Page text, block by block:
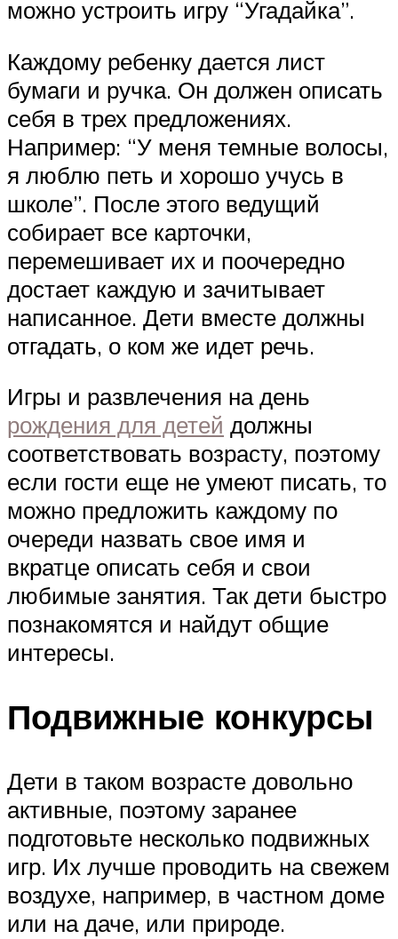
можно устроить игру “Угадайка”.
Каждому ребенку дается лист
бумаги и ручка. Он должен описать
себя в трех предложениях.
Например: “У меня темные волосы,
я люблю петь и хорошо учусь в
школе”. После этого ведущий
собирает все карточки,
перемешивает их и поочередно
достает каждую и зачитывает
написанное. Дети вместе должны
отгадать, о ком же идет речь.
Игры и развлечения на день
рождения для детей должны
соответствовать возрасту, поэтому
если гости еще не умеют писать, то
можно предложить каждому по
очереди назвать свое имя и
вкратце описать себя и свои
любимые занятия. Так дети быстро
познакомятся и найдут общие
интересы.
Подвижные конкурсы
Дети в таком возрасте довольно
активные, поэтому заранее
подготовьте несколько подвижных
игр. Их лучше проводить на свежем
воздухе, например, в частном доме
или на даче, или природе.